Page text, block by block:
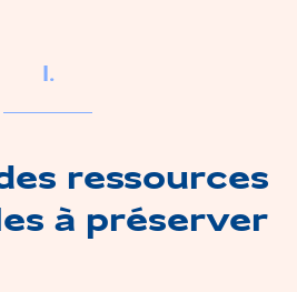
I.
ressources
à préserver